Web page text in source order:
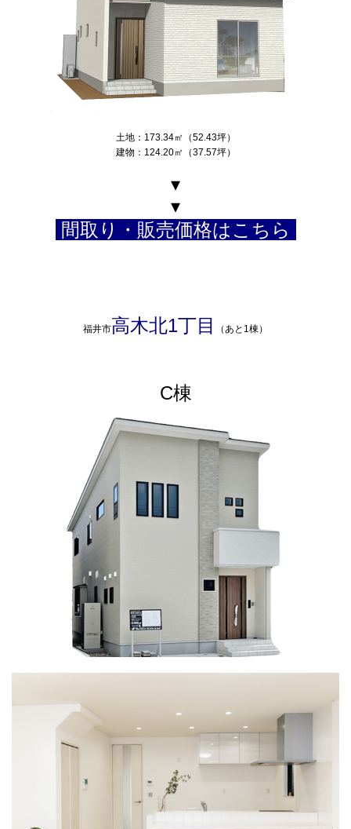
土地：173.34㎡（52.43坪）
建物：124.20㎡（37.57坪）
▾
▾
間取り・販売価格はこちら
福井市高木北1丁目 （あと1棟）
C棟